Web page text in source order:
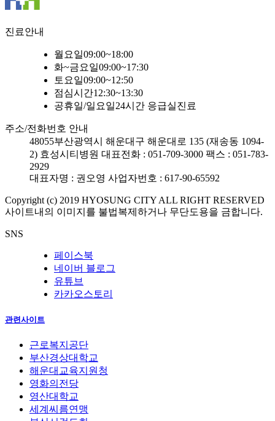
진료안내
월요일09:00~18:00
화~금요일09:00~17:30
토요일09:00~12:50
점심시간12:30~13:30
공휴일/일요일24시간 응급실진료
주소/전화번호 안내
48055부산광역시 해운대구 해운대로 135 (재송동 1094-
2) 효성시티병원 대표전화 : 051-709-3000 팩스 : 051-783-
2929
대표자명 : 권오영 사업자번호 : 617-90-65592
Copyright (c) 2019 HYOSUNG CITY ALL RIGHT RESERVED
사이트내의 이미지를 불법복제하거나 무단도용을 금합니다.
SNS
페이스북
네이버 블로그
유튜브
카카오스토리
관련사이트
근로복지공단
부산경상대학교
해운대교육지원청
영화의전당
영산대학교
세계씨름연맹